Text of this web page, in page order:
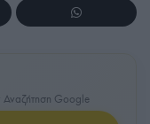
Αναζήτηση Google